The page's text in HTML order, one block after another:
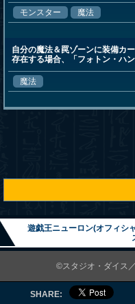
モンスター
魔法
自分の魔法＆罠ゾーンに装備カ
存在する場合、「フォトン・ハ
魔法
遊戯王ニューロン(オフィシ
©スタジオ・ダイス
SHARE: